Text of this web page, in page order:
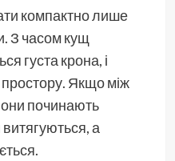
компактно лише
З часом кущ
густа крона, і
простору. Якщо між
починають
витягуються, а